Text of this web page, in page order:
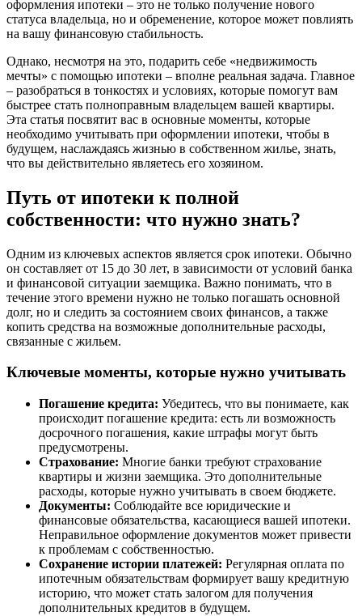
оформления ипотеки – это не только получение нового
статуса владельца, но и обременение, которое может повлиять
на вашу финансовую стабильность.
Однако, несмотря на это, подарить себе «недвижимость
мечты» с помощью ипотеки – вполне реальная задача. Главное
– разобраться в тонкостях и условиях, которые помогут вам
быстрее стать полноправным владельцем вашей квартиры.
Эта статья посвятит вас в основные моменты, которые
необходимо учитывать при оформлении ипотеки, чтобы в
будущем, наслаждаясь жизнью в собственном жилье, знать,
что вы действительно являетесь его хозяином.
Путь от ипотеки к полной
собственности: что нужно знать?
Одним из ключевых аспектов является срок ипотеки. Обычно
он составляет от 15 до 30 лет, в зависимости от условий банка
и финансовой ситуации заемщика. Важно понимать, что в
течение этого времени нужно не только погашать основной
долг, но и следить за состоянием своих финансов, а также
копить средства на возможные дополнительные расходы,
связанные с жильем.
Ключевые моменты, которые нужно учитывать
Погашение кредита: Убедитесь, что вы понимаете, как
происходит погашение кредита: есть ли возможность
досрочного погашения, какие штрафы могут быть
предусмотрены.
Страхование: Многие банки требуют страхование
квартиры и жизни заемщика. Это дополнительные
расходы, которые нужно учитывать в своем бюджете.
Документы: Соблюдайте все юридические и
финансовые обязательства, касающиеся вашей ипотеки.
Неправильное оформление документов может привести
к проблемам с собственностью.
Сохранение истории платежей: Регулярная оплата по
ипотечным обязательствам формирует вашу кредитную
историю, что может стать залогом для получения
дополнительных кредитов в будущем.